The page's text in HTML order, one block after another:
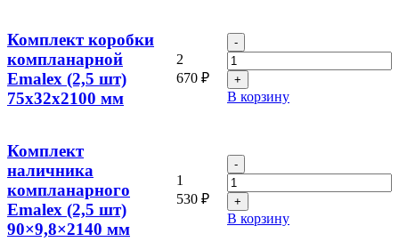
80x38x2100
мм
Комплект коробки
компланарной
Emalex (2,5 шт)
75x32x2100 мм
2
670 ₽
Количество
товара
Комплект
коробки
компланарной
75x32x2100
В корзину
Комплект
наличника
компланарного
Emalex (2,5 шт)
90×9,8×2140 мм
1
530 ₽
Количество
товара
Комплект
наличника
компланарного
В корзину